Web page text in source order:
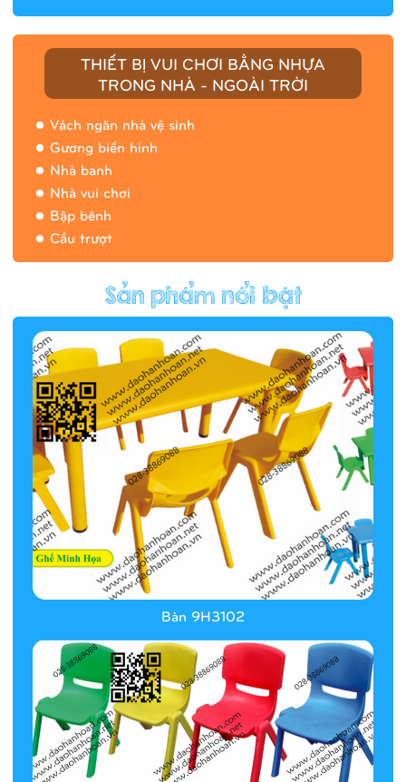
THIẾT BỊ VUI CHƠI BẰNG NHỰA
TRONG NHÀ - NGOÀI TRỜI
Vách ngăn nhà vệ sinh
Gương biến hình
Nhà banh
Nhà vui chơi
Bập bênh
Cầu trượt
Hàng rào/nhà banh 9H5412
Bàn 9H3102